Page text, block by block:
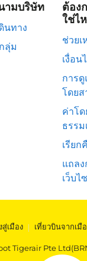
ามบริษัท
นทาง
ลุ่ม
ต้อง
ใช่ไ
ช่วยเ
เงื่อน
การ
โดยส
ค่าโ
ธรรม
เรียก
แถล
เว็บไ
สู่เมือง | เที่ยวบินจากเมื
Tigerair Pte